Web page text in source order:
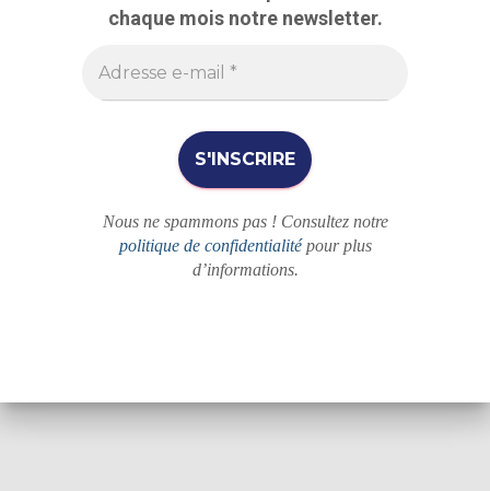
chaque mois notre newsletter.
Nous ne spammons pas ! Consultez notre
politique de confidentialitépour plus
d’informations.